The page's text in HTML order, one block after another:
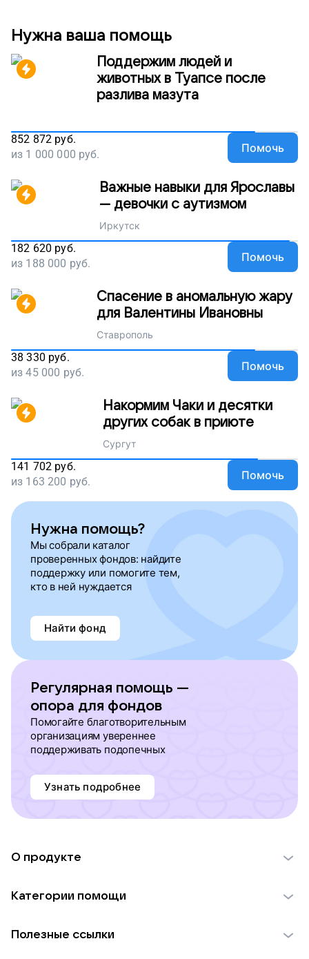
Нужна ваша помощь
Поддержим людей и
животных в Туапсе после
разлива мазута
852 872 руб.
из 1 000 000 руб. Помочь
Важные навыки для Ярославы
— девочки с аутизмом
Иркутск
182 620 руб.
из 188 000 руб. Помочь
Спасение в аномальную жару
для Валентины Ивановны
Ставрополь
38 330 руб.
из45 000 руб. Помочь
Накормим Чаки и десятки
других собак в приюте
Сургут
141 702 руб.
из 163 200 руб. Помочь
Нужна помощь?
Мы собрали каталог
проверенных фондов: найдите
поддержку или помогите тем,
кто в ней нуждается
Найти фонд
Регулярная помощь —
опора для фондов
Помогайте благотворительным
организациям увереннее
поддерживать подопечных
Узнать подробнее
О продукте
Использование материалов
Категории помощи
Полезные ссылки